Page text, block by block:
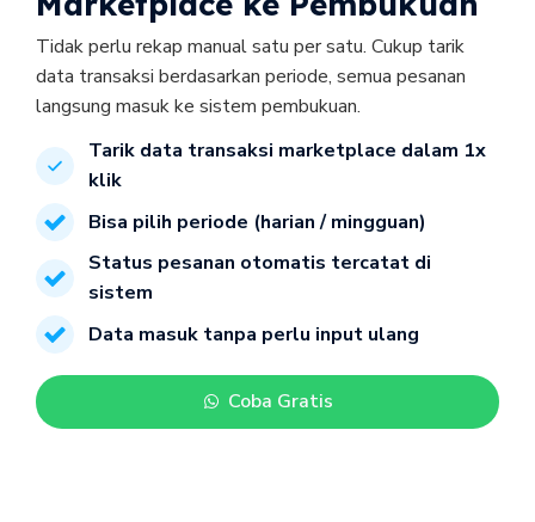
Tidak perlu rekap manual satu per satu. Cukup tarik
data transaksi berdasarkan periode, semua pesanan
Tarik data transaksi marketplace dalam 1x
klik
Bisa pilih periode (harian / mingguan)
Status pesanan otomatis tercatat di
sistem
Data masuk tanpa perlu input ulang
Coba Gratis